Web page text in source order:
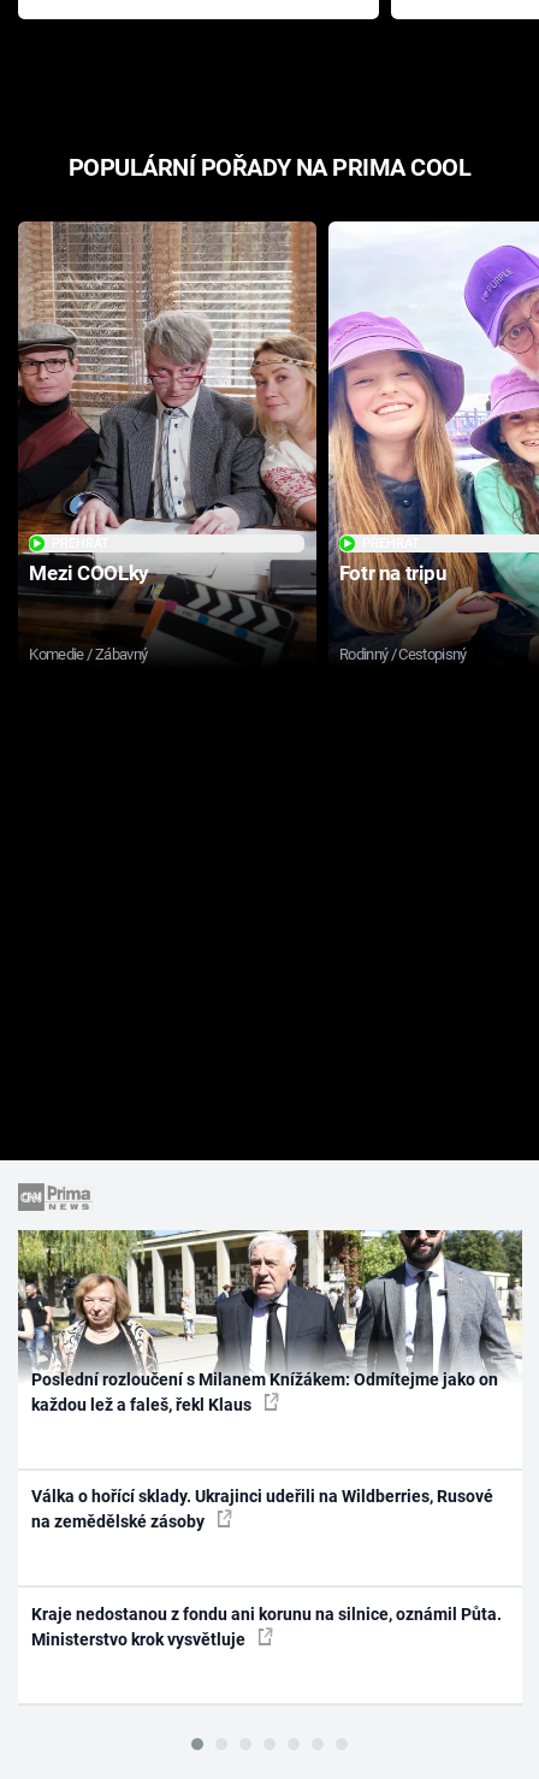
Pottera přišla s ráznou
přichází s
POPULÁRNÍ POŘADY NA PRIMA COOL
Mezi COOLky
Komedie / Zábavný
Fotr na tripu
Rodinný / Cestopisný
Poslední rozloučení s Milanem Knížákem: Odmítejme jako on
každou lež a faleš, řekl Klaus
Válka o hořící sklady. Ukrajinci udeřili na Wildberries, Rusové
na zemědělské zásoby
Kraje nedostanou z fondu ani korunu na silnice, oznámil Půta.
Ministerstvo krok vysvětluje